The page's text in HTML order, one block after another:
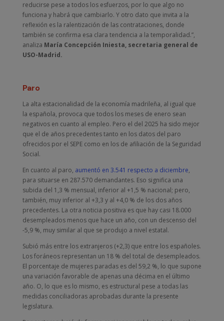
reducirse pese a todos los esfuerzos, por lo que algo no
funciona y habrá que cambiarlo. Y otro dato que invita a la
reflexión es la ralentización de las contrataciones, donde
también se confirma esa clara tendencia a la temporalidad.”,
analiza María Concepción Iniesta, secretaria general de
USO-Madrid.
Paro
La alta estacionalidad de la economía madrileña, al igual que
la española, provoca que todos los meses de enero sean
negativos en cuanto al empleo. Pero el del 2025 ha sido mejor
que el de años precedentes tanto en los datos del paro
ofrecidos por el SEPE como en los de afiliación de la Seguridad
Social.
En cuanto al paro, aumentó en 3.541 respecto a diciembre,
para situarse en 287.570 demandantes. Eso significa una
subida del 1,3 % mensual, inferior al +1,5 % nacional; pero,
también, muy inferior al +3,3 y al +4,0 % de los dos años
precedentes. La otra noticia positiva es que hay casi 18.000
desempleados menos que hace un año, con un descenso del
-5,9 %, muy similar al que se produjo a nivel estatal.
Subió más entre los extranjeros (+2,3) que entre los españoles.
Los foráneos representan un 18 % del total de desempleados.
El porcentaje de mujeres paradas es del 59,2 %, lo que supone
una variación favorable de apenas una décima en el último
año. O, lo que es lo mismo, es estructural pese a todas las
medidas conciliadoras aprobadas durante la presente
legislatura.